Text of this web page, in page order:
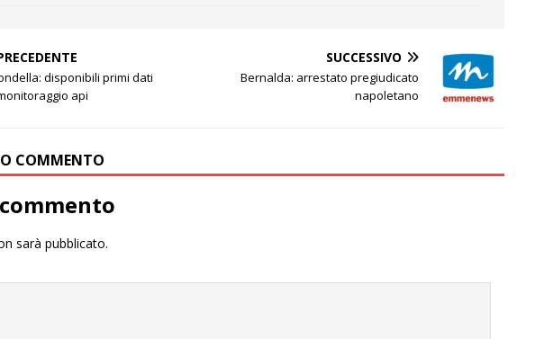
disponibili primi dati
api
SUCCESSIVO
Bernalda: arrestato pregiudicato
napoletano
COMMENTO
sarà pubblicato.